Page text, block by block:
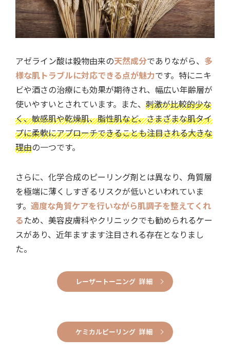
アゼライン酸は穀物由来の天然成分でありながら、 多
様な肌トラブルに対応できる点が魅力です。特にニキ
ビや酒さの治療にも効果が期待され、幅広い年齢層が
使いやすいとされています。また、 刺激が比較的少な
く、敏感肌や乾燥肌、脂性肌など、さまざまな肌タイ
プに柔軟にアプローチできることも注目される大きな
理由の一つです。
さらに、化学合成のピーリング剤とは異なり、角質層
を極端に薄くしすぎるリスクが低いといわれていま
す。 適度な角質ケアを行いながら肌調子を整えてくれ
るため、美容皮膚科やクリニックでも勧められるケー
スがあり、近年ますます注目される存在となりまし
た。
レーザートーニング 詳細
ケミカルピーリング 詳細